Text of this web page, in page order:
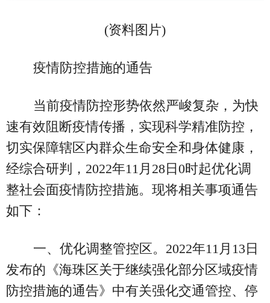
(资料图片)
疫情防控措施的通告
当前疫情防控形势依然严峻复杂，为快
速有效阻断疫情传播，实现科学精准防控，
切实保障辖区内群众生命安全和身体健康，
经综合研判，2022年11月28日0时起优化调
整社会面疫情防控措施。现将相关事项通告
如下：
一、优化调整管控区。2022年11月13日
发布的《海珠区关于继续强化部分区域疫情
防控措施的通告》中有关强化交通管控、停